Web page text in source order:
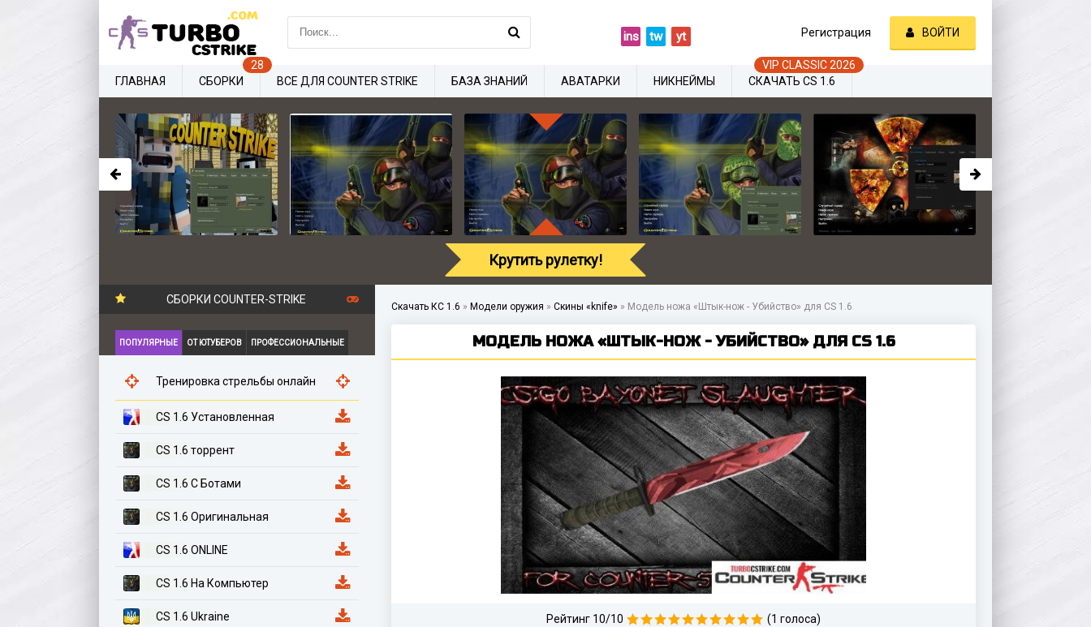
Скачать КС 1.6 » Модели оружия » Скины «knife» » Модель ножа «Штык-нож - Убийство» для CS 1.6
МОДЕЛЬ НОЖА «ШТЫК-НОЖ - УБИЙСТВО» ДЛЯ CS 1.6
Рейтинг 10/10 (1 голоса)
СБОРКИ COUNTER-STRIKE
ПОПУЛЯРНЫЕ ОТ ЮТУБЕРОВ ПРОФЕССИОНАЛЬНЫЕ
Тренировка стрельбы онлайн
CS 1.6 Установленная
CS 1.6 торрент
CS 1.6 С Ботами
CS 1.6 Оригинальная
CS 1.6 ONLINE
CS 1.6 На Компьютер
CS 1.6 Ukraine
ins tw yt Регистрация ВОЙТИ
ГЛАВНАЯ СБОРКИ ВСЕ ДЛЯ COUNTER STRIKE БАЗА ЗНАНИЙ АВАТАРКИ НИКНЕЙМЫ СКАЧАТЬ CS 1.6
Крутить рулетку!